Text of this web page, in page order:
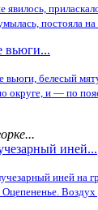
явилось,
постояла на
вьюги...
вьюги, белесый
округе, и — по
иней...
иней на
Оцепененье.